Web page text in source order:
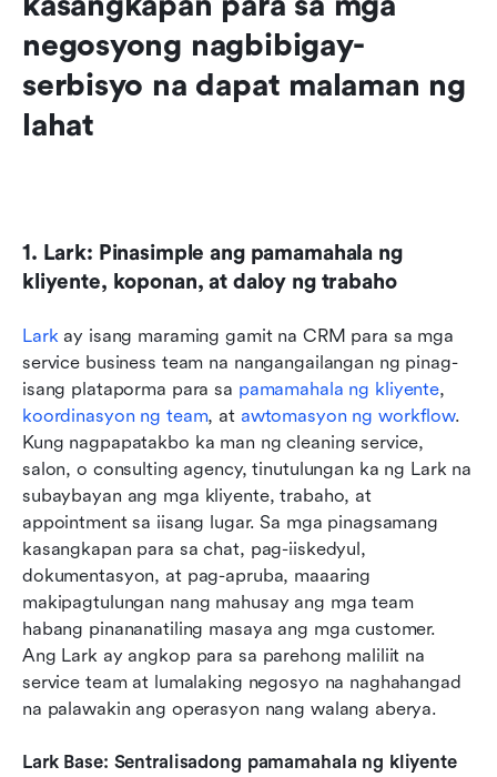
negosyong nagbibigay-
serbisyo na dapat malaman ng
lahat
1. Lark: Pinasimple ang pamamahala ng
kliyente, koponan, at daloy ng trabaho
Lark ay isang maraming gamit na CRM para sa mga
service business team na nangangailangan ng pinag-
isang plataporma para sa pamamahala ng kliyente
koordinasyon ng team, at awtomasyon ng workflow.
Kung nagpapatakbo ka man ng cleaning service,
salon, o consulting agency, tinutulungan ka ng Lark na
subaybayan ang mga kliyente, trabaho, at
appointment sa iisang lugar. Sa mga pinagsamang
kasangkapan para sa chat, pag-iiskedyul,
dokumentasyon, at pag-apruba, maaaring
makipagtulungan nang mahusay ang mga team
habang pinananatiling masaya ang mga customer.
Ang Lark ay angkop para sa parehong maliliit na
service team at lumalaking negosyo na naghahangad
na palawakin ang operasyon nang walang aberya.
Lark Base: Sentralisadong pamamahala ng kliyente